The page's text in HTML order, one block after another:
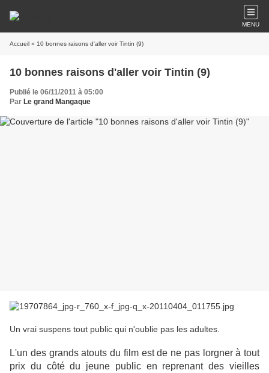
MENU
Accueil » 10 bonnes raisons d'aller voir Tintin (9)
10 bonnes raisons d'aller voir Tintin (9)
Publié le 06/11/2011 à 05:00
Par Le grand Mangaque
Un vrai suspens tout public qui n'oublie pas les adultes.
L'un des grands atouts du film est de ne pas lorgner à tout
prix du côté du jeune public en reprenant des vieilles